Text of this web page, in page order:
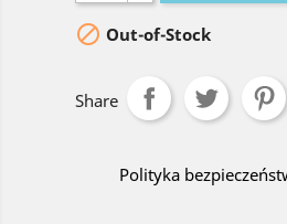
 Out-of-Stock
Share
Polityka